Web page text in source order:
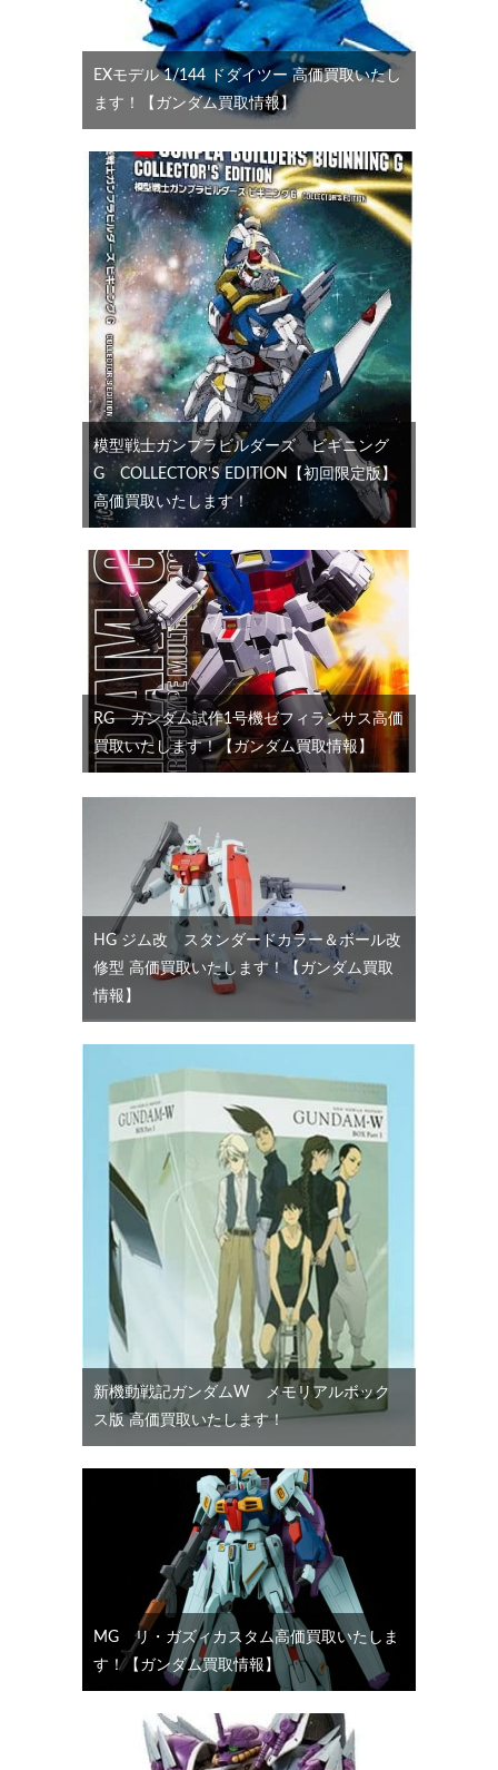
EXモデル 1/144 ドダイツー 高価買取いたし
ます！【ガンダム買取情報】
模型戦士ガンプラビルダーズ ビギニング
G COLLECTOR’S EDITION【初回限定版】
高価買取いたします！
RG ガンダム試作1号機ゼフィランサス高価
買取いたします！【ガンダム買取情報】
HG ジム改 スタンダードカラー＆ボール改
修型 高価買取いたします！【ガンダム買取
情報】
新機動戦記ガンダムW メモリアルボック
ス版 高価買取いたします！
MG リ・ガズィカスタム高価買取いたしま
す！【ガンダム買取情報】